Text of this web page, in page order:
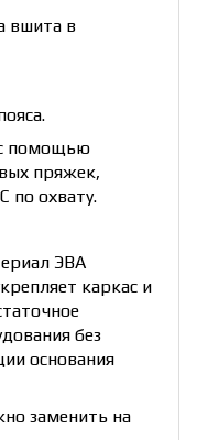
вшита в
с помощью
пряжек,
по охвату.
ЭВА
каркас и
без
основания
заменить на